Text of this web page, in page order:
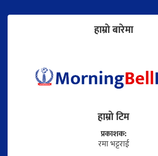
हाम्राे बारेमा
हाम्राे टिम
प्रकाशक:
रमा भट्टराई